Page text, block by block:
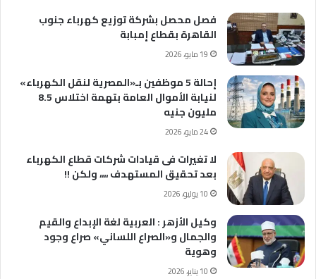
فصل محصل بشركة توزيع كهرباء جنوب
القاهرة بقطاع إمبابة
19 مايو، 2026
إحالة 5 موظفين بـ«المصرية لنقل الكهرباء»
لنيابة الأموال العامة بتهمة اختلاس 8.5
مليون جنيه
24 مايو، 2026
لا تغيرات فى قيادات شركات قطاع الكهرباء
بعد تحقيق المستهدف ،،،، ولكن !!
10 يوليو، 2026
وكيل الأزهر : العربية لغة الإبداع والقيم
والجمال و«الصراع اللساني» صراع وجود
وهوية
10 يناير، 2026